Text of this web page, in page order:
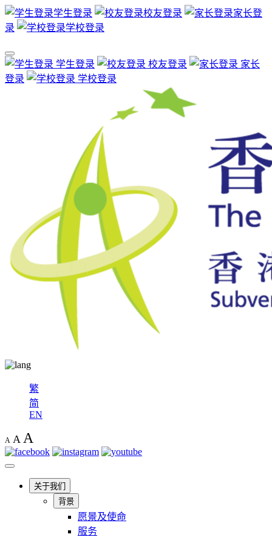
学生登录 校友登录
家长登
录
学校登录
学生登录 校友登录
家长
登录
学校登录
繁
简
EN
A A A
关于我们
背景
愿景及使命
服务